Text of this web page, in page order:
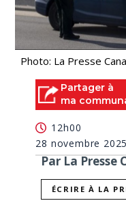
Photo: La Presse
Partager à
ma
12h00
28 novembre 2025
Par La Presse
ÉCRIRE À LA